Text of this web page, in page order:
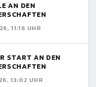
AN DEN
11:16 UHR
START AN DEN
13:02 UHR